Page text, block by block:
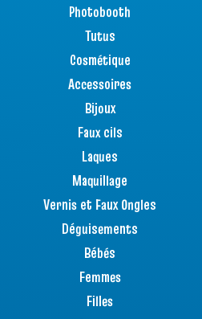
Photobooth
Tutus
Cosmétique
Accessoires
Bijoux
Faux cils
Laques
Maquillage
Vernis et Faux Ongles
Déguisements
Bébés
Femmes
Filles